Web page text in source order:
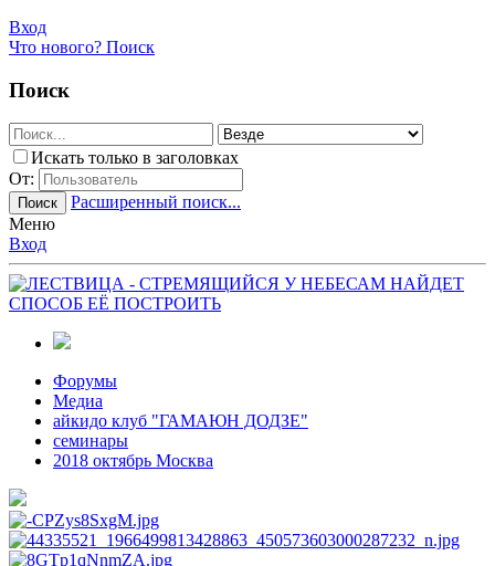
Вход
Что нового? Поиск
Поиск
Искать только в заголовках
От:
Поиск
Расширенный поиск...
Меню
Вход
Форумы
Медиа
айкидо клуб "ГАМАЮН ДОДЗЕ"
семинары
2018 октябрь Москва